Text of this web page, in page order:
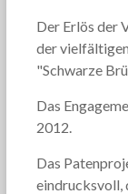
Der Erlös der
der
"Schwarze
Das
2012.
Das
eindrucksvoll,